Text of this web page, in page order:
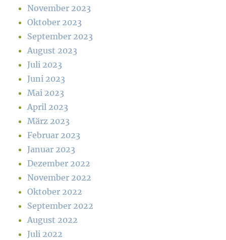
November 2023
Oktober 2023
September 2023
August 2023
Juli 2023
Juni 2023
Mai 2023
April 2023
März 2023
Februar 2023
Januar 2023
Dezember 2022
November 2022
Oktober 2022
September 2022
August 2022
Juli 2022